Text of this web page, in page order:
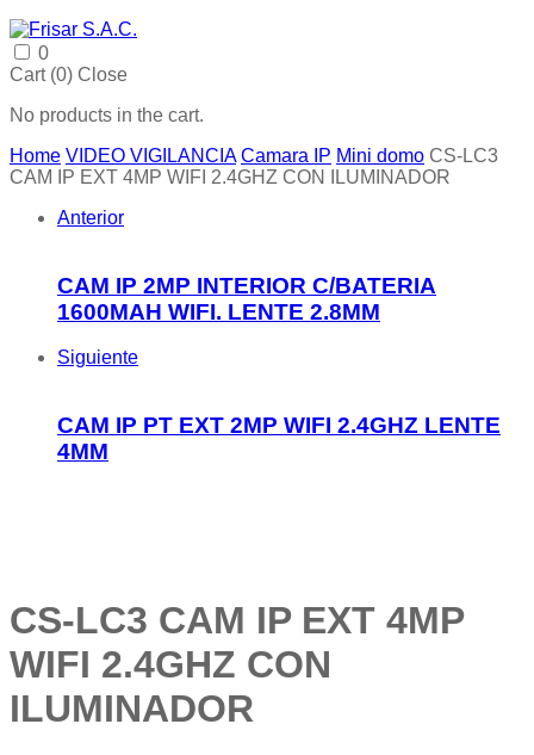
0
Cart (0) Close
No products in the cart.
Home VIDEO VIGILANCIA Camara IP Mini domo CS-LC3
CAM IP EXT 4MP WIFI 2.4GHZ CON ILUMINADOR
Anterior
CAM IP 2MP INTERIOR C/BATERIA
1600MAH WIFI. LENTE 2.8MM
Siguiente
CAM IP PT EXT 2MP WIFI 2.4GHZ LENTE
4MM
CS-LC3 CAM IP EXT 4MP
WIFI 2.4GHZ CON
ILUMINADOR